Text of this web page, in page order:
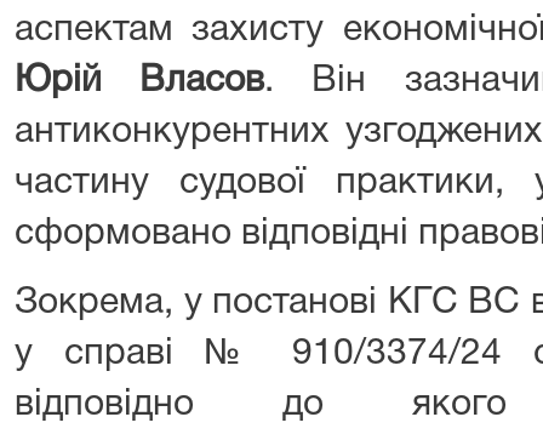
аспектам захисту
Юрій Власов. Він
антиконкурентних
частину судової
сформовано відповідні
Зокрема, у постанові КГС ВС
у справі № 910/3374/24
відповідно до якого